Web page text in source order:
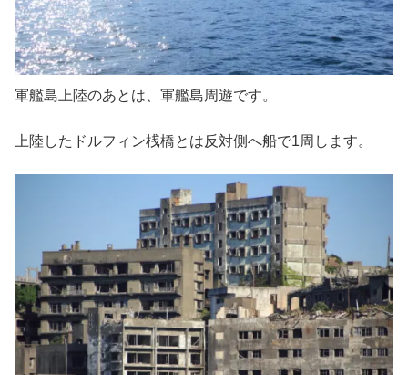
軍艦島上陸のあとは、軍艦島周遊です。
上陸したドルフィン桟橋とは反対側へ船で1周します。